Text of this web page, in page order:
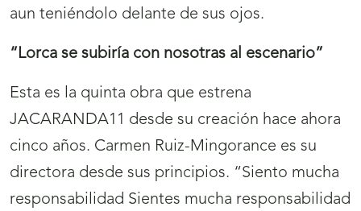
aun teniéndolo delante de sus ojos.
“Lorca se subiría con nosotras al escenario”
Esta es la quinta obra que estrena
JACARANDA11 desde su creación hace ahora
cinco años. Carmen Ruiz-Mingorance es su
directora desde sus principios. “Siento mucha
responsabilidad Sientes mucha responsabilidad